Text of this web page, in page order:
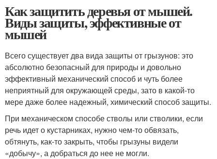
Как защитить деревья от мышей.
Виды защиты, эффективные от
мышей
Всего существует два вида защиты от грызунов: это
абсолютно безопасный для природы и довольно
эффективный механический способ и чуть более
неприятный для окружающей среды, зато в какой-то
мере даже более надежный, химический способ защиты.
При механическом способе стволы или стволики, если
речь идет о кустарниках, нужно чем-то обвязать,
обтянуть, как-то закрыть, чтобы грызуны видели
«добычу», а добраться до нее не могли.